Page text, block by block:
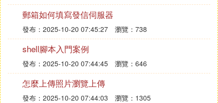
郵箱如何填寫發信伺服器
發布：2025-10-20 07:45:27 瀏覽：738
shell腳本入門案例
發布：2025-10-20 07:44:45 瀏覽：646
怎麼上傳照片瀏覽上傳
發布：2025-10-20 07:44:03 瀏覽：1305